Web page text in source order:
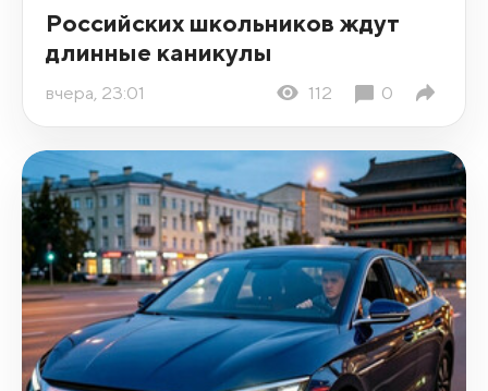
Российских школьников ждут
длинные каникулы
вчера, 23:01 112 0